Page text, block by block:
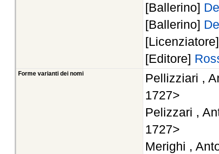
[Ballerino]
[Ballerino]
[Editore]
Forme varianti dei nomi
Pellizziari ,
1727>
Pelizzari ,
1727>
Merighi ,